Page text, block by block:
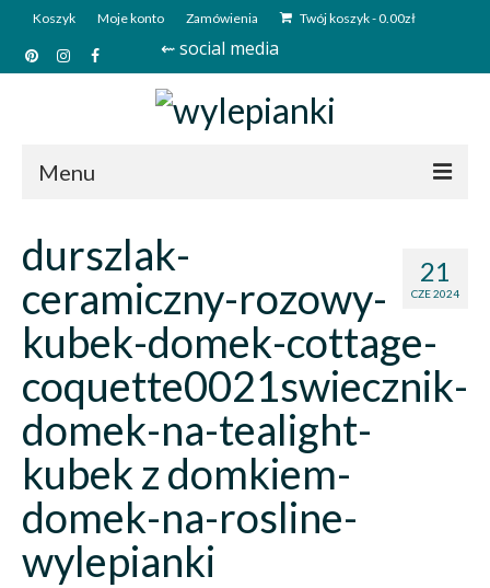
Koszyk Moje konto Zamówienia Twój koszyk-0.00zł
⇜ social media
Menu
Sklep
Kim jesteśmy?
Deutsch
21
CZE 2024
durszlak-
ceramiczny-rozowy-
kubek-domek-cottage-
coquette0021swiecznik-
domek-na-tealight-
kubek z domkiem-
domek-na-rosline-
wylepianki